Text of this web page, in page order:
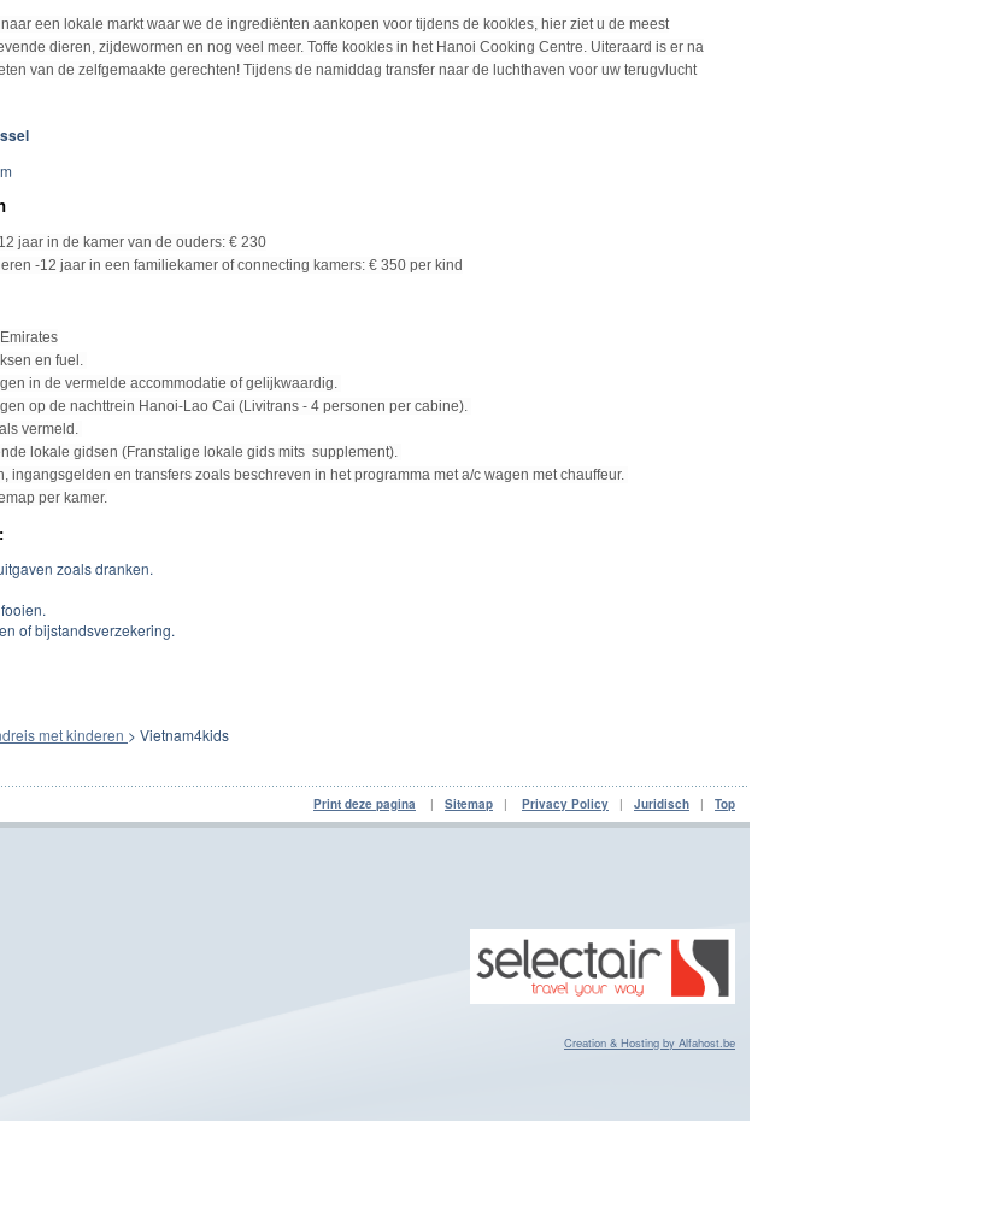
een lokale markt waar we de ingrediënten aankopen voor tijdens de kookles, hier ziet u de meest
dieren, zijdewormen en nog veel meer. Toffe kookles in het Hanoi Cooking Centre. Uiteraard is er na
van de zelfgemaakte gerechten! Tijdens de namiddag transfer naar de luchthaven voor uw terugvlucht
jaar in de kamer van de ouders: € 230
-12 jaar in een familiekamer of connecting kamers: € 350 per kind
en fuel.
in de vermelde accommodatie of gelijkwaardig.
op de nachttrein Hanoi-Lao Cai (Livitrans - 4 personen per cabine).
vermeld.
lokale gidsen (Franstalige lokale gids mits supplement).
ingangsgelden en transfers zoals beschreven in hetprogramma met a/c wagen met chauffeur.
per kamer.
zoals dranken.
of bijstandsverzekering.
met kinderen > Vietnam4kids
Print deze pagina | Sitemap | Privacy Policy | Juridisch | Top
Creation & Hosting by Alfahost.be